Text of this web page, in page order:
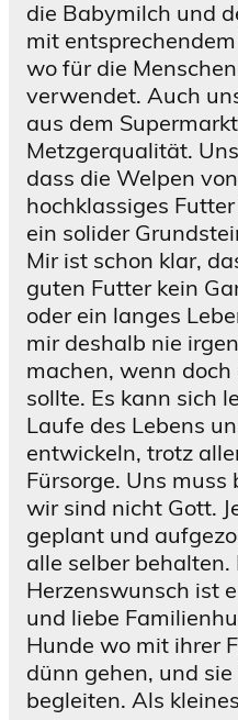
die Babymilch und
mit
wo für die
verwendet. Auch
aus dem
Metzgerqualität.
dass die Welpen
hochklassiges
ein solider
Mir ist schon klar,
guten Futter kein
oder ein langes
mir deshalb nie
machen, wenn
sollte. Es kann sich
Laufe des Lebens
entwickeln, trotz
Fürsorge. Uns
wir sind nicht Gott.
geplant und
alle selber behalten.
Herzenswunsch ist
und liebe
Hunde wo mit ihrer
dünn gehen, und
begleiten. Als